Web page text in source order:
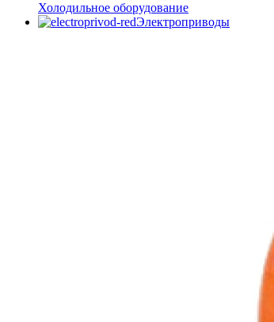
Холодильное оборудование
Электроприводы